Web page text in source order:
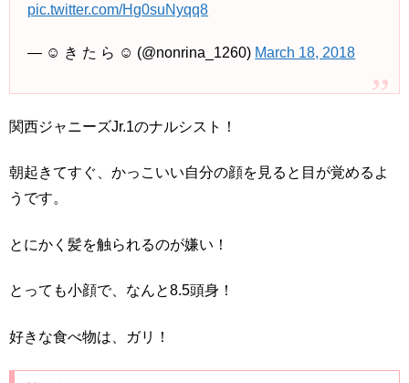
pic.twitter.com/Hg0suNyqq8
— ︎☺︎ き た ら ☺︎ (@nonrina_1260) March 18, 2018
関西ジャニーズJr.1のナルシスト！
朝起きてすぐ、かっこいい自分の顔を見ると目が覚めるよ
うです。
とにかく髪を触られるのが嫌い！
とっても小顔で、なんと8.5頭身！
好きな食べ物は、ガリ！